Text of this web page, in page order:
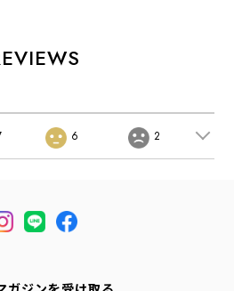
ャツ（ストラタ
ークス）・長
6 2